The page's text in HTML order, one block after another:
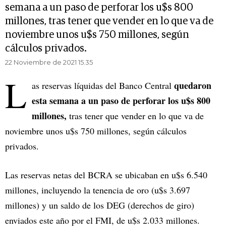
semana a un paso de perforar los u$s 800
millones, tras tener que vender en lo que va de
noviembre unos u$s 750 millones, según
cálculos privados.
22 Noviembre de 2021 15.35
L as reservas líquidas del Banco Central quedaron
esta semana a un paso de perforar los u$s 800
millones, tras tener que vender en lo que va de
noviembre unos u$s 750 millones, según cálculos
privados.
Las reservas netas del BCRA se ubicaban en u$s 6.540
millones, incluyendo la tenencia de oro (u$s 3.697
millones) y un saldo de los DEG (derechos de giro)
enviados este año por el FMI, de u$s 2.033 millones.